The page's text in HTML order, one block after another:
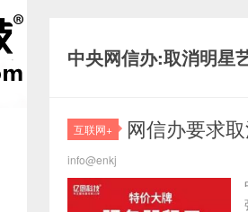
中央网信办:取消明星
互联网+ 网信办要求
info@enkj